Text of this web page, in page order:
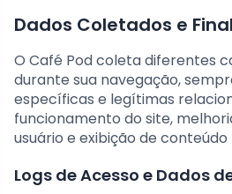
Dados Coletados e
O Café Pod coleta diferentes
durante sua navegação,
específicas e legítimas
funcionamento do site,
usuário e exibição de
Logs de Acesso e Dados